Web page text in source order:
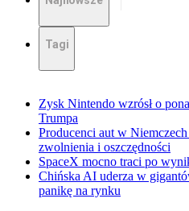
Tagi
Zysk Nintendo wzrósł o
Trumpa
Producenci aut w
zwolnienia i oszczędności
SpaceX mocno traci po
Chińska AI uderza w
panikę na rynku